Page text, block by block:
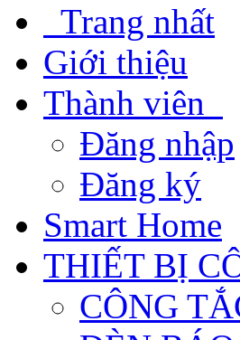
Trang nhất
Giới thiệu
Thành viên
Đăng nhập
Đăng ký
Smart Home
THIẾT BỊ
CÔNG